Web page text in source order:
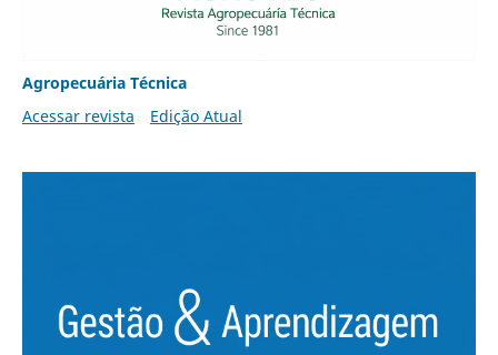
Agropecuária Técnica
Acessar revista
Edição Atual